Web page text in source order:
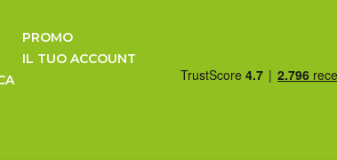
PROMO
IL TUO ACCOUNT